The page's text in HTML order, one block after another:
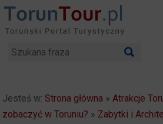
Jesteś w: Strona główna »Atrakcje
zobaczyć w Toruniu? » Zabytki i